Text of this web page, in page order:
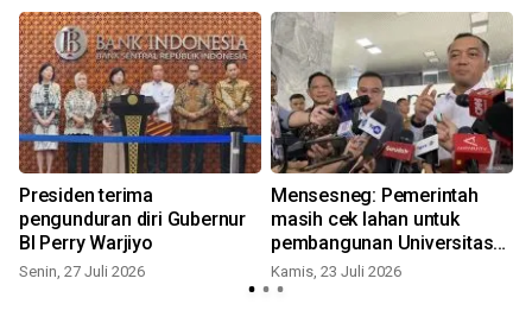
Presiden terima
pengunduran diri Gubernur
BI Perry Warjiyo
Senin, 27 Juli 2026
Mensesneg: Pemerintah
masih cek lahan untuk
pembangunan Universitas
RI
Kamis, 23 Juli 2026